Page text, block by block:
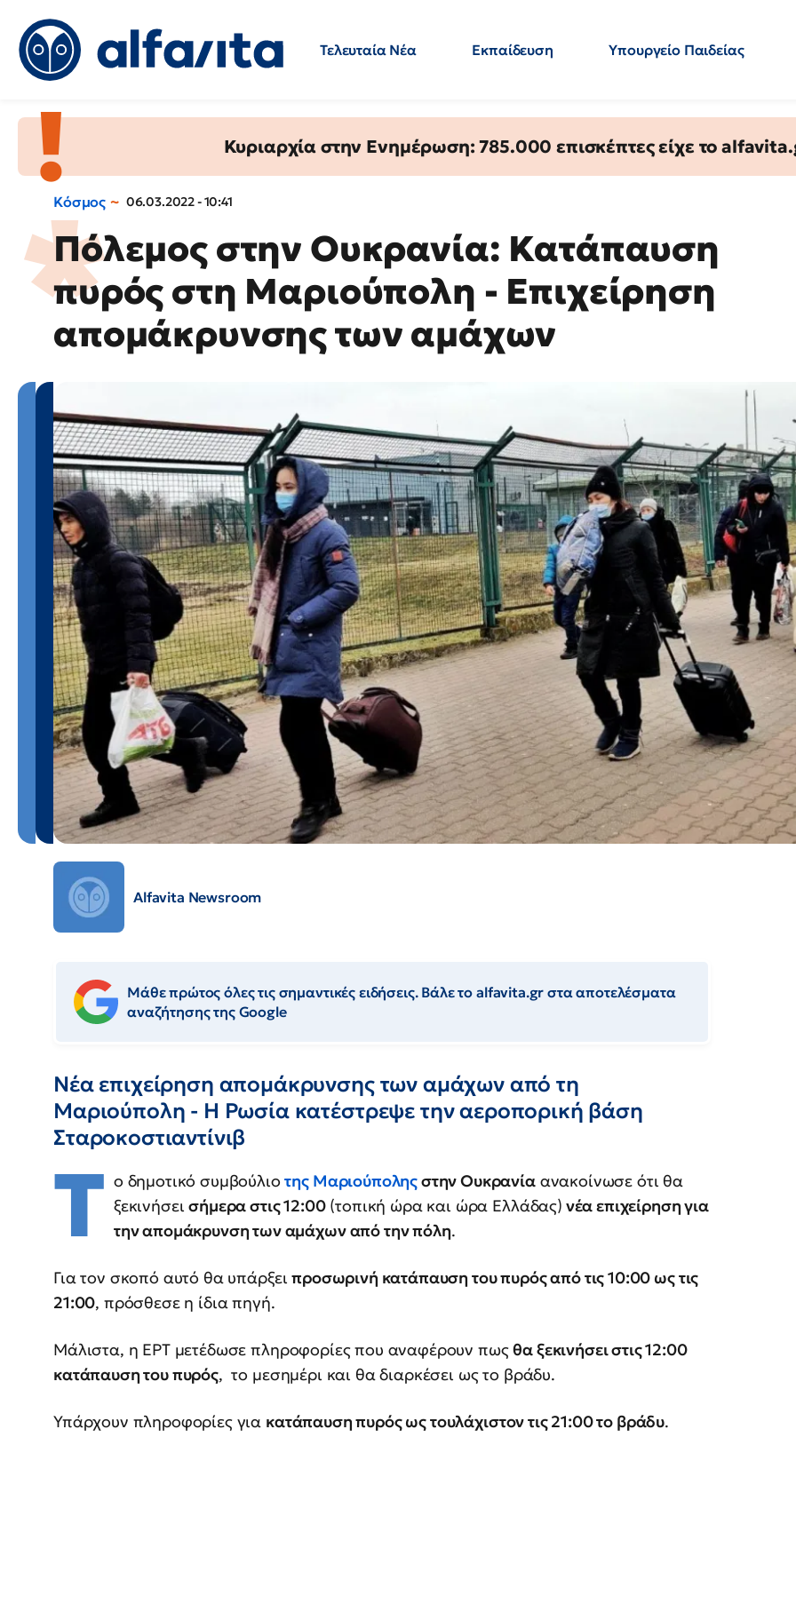
Τελευταία Νέα Εκπαίδευση
Υπουργείο Παιδείας
Κυριαρχία στην Ενημέρωση: 785.000 επισκέπτες είχε το
Κόσμος 06.03.2022 - 10:41
Πόλεμος στην Ουκρανία: Κατάπαυση
πυρός στη Μαριούπολη - Επιχείρηση
απομάκρυνσης των αμάχων
Alfavita Newsroom
Μάθε πρώτος όλες τις σημαντικές ειδήσεις. Βάλε το alfavita.gr στα αποτελέσματα
αναζήτησης της Google
Νέα επιχείρηση απομάκρυνσης των αμάχων από τη
Μαριούπολη - Η Ρωσία κατέστρεψε την αεροπορική βάση
Σταροκοστιαντίνιβ
Τ ο δημοτικό συμβούλιοτης Μαριούποληςστην Ουκρανίαανακοίνωσε ότι θα
ξεκινήσεισήμερα στις 12:00(τοπική ώρα και ώρα Ελλάδας) νέα επιχείρηση για
την απομάκρυνση των αμάχων από την πόλη.
Για τον σκοπό αυτό θα υπάρξειπροσωρινή κατάπαυση του πυρός από τις 10:00 ως τις
21:00, πρόσθεσε η ίδια πηγή.
Μάλιστα, η ΕΡΤ μετέδωσε πληροφορίες που αναφέρουν πωςθα ξεκινήσει στις 12:00
κατάπαυση του πυρός, το μεσημέρι και θα διαρκέσει ως το βράδυ.
Υπάρχουν πληροφορίες για κατάπαυση πυρός ως τουλάχιστον τις 21:00 το βράδυ.